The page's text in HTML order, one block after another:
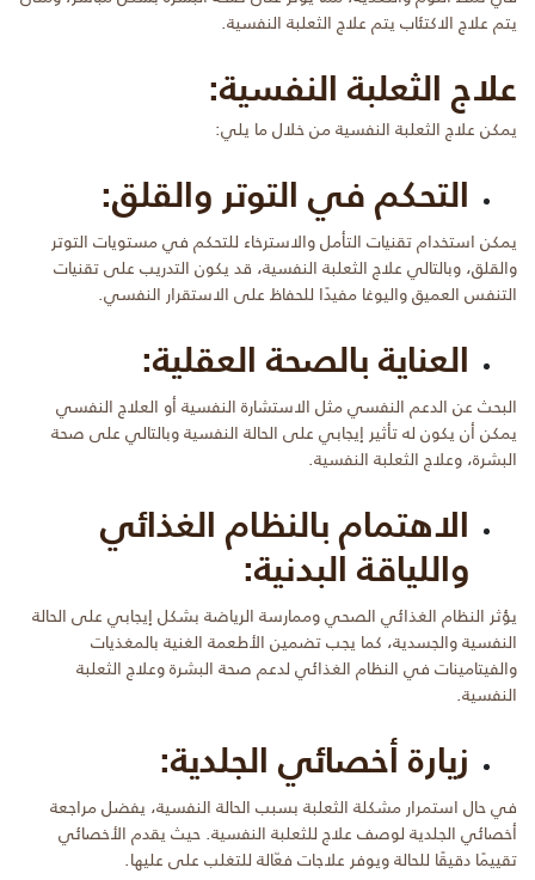
يتم علاج الاكتئاب يتم علاج الثعلبة النفسية.
علاج الثعلبة النفسية:
يمكن علاج الثعلبة النفسية من خلال ما يلي:
التحكم في التوتر والقلق:
يمكن استخدام تقنيات التأمل والاسترخاء للتحكم في مستويات التوتر
والقلق، وبالتالي علاج الثعلبة النفسية، قد يكون التدريب على تقنيات
التنفس العميق واليوغا مفيدًا للحفاظ على الاستقرار النفسي.
العناية بالصحة العقلية:
البحث عن الدعم النفسي مثل الاستشارة النفسية أو العلاج النفسي
يمكن أن يكون له تأثير إيجابي على الحالة النفسية وبالتالي على صحة
البشرة، وعلاج الثعلبة النفسية.
الاهتمام بالنظام الغذائي
واللياقة البدنية:
يؤثر النظام الغذائي الصحي وممارسة الرياضة بشكل إيجابي على الحالة
النفسية والجسدية، كما يجب تضمين الأطعمة الغنية بالمغذيات
والفيتامينات في النظام الغذائي لدعم صحة البشرة وعلاج الثعلبة
النفسية.
زيارة أخصائي الجلدية:
في حال استمرار مشكلة الثعلبة بسبب الحالة النفسية، يفضل مراجعة
أخصائي الجلدية لوصف علاج للثعلبة النفسية. حيث يقدم الأخصائي
تقييمًا دقيقًا للحالة ويوفر علاجات فعّالة للتغلب على عليها.